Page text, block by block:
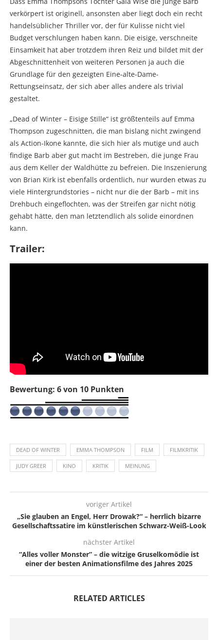
verkörpert ist originell, ansonsten aber liegt doch ein recht
handelsüblicher Thriller vor, der für Kulisse nicht viel
Budget verschlungen haben kann. Die eisige, verschneite
Einsamkeit hat aber trotzdem ihren Reiz und bildet mit der
Abgeschnittenheit von weiteren Personen ja auch die
Grundlage für den gezeigten Eine-alte-Dame-
Rettungseinsatz, der sich aber alles andere als trivial
gestaltet.
„Dead of Winter – Eisige Stille“ ist größtenteils auf Emma
Thompson zugeschnitten, die man bislang nicht zwingend
als Action-Ikone kannte, die sich hier als mutige und auch
findige Barb aber gut macht im Bestreben, die junge Frau
aus dem Keller der Waldhütte zu befreien. Die Inszenierung
von Brian Kirk ist ebenfalls ordentlich, nur wurden etwas zu
viele Hintergrundstories – nicht nur die der Barb – mit ins
Drehbuch eingeflochten, was der Streifen gar nicht nötig
gehabt hätte, den man letztendlich als solide einordnen
kann.
Trailer:
Bewertung: 6 von 10 Punkten
DEAD OF WINTER EMMA THOMPSON FILM FILMKRITIK
JUDY GREER KINO KRITIK MEINUNG
voriger Artikel
„Sie glauben an Engel, Herr Drowak?“ – herrlich bizarre
Gesellschaftssatire im künstlerischen Schwarz-Weiß-Look
nächster Artikel
“Alles voller Monster” – die witzige Gruselkomödie ist
einer der besten Animationsfilme des Jahres 2025
RELATED ARTICLES